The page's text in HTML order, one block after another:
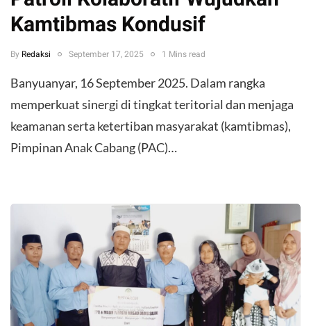
Kamtibmas Kondusif
By Redaksi September 17, 2025 1 Mins read
Banyuanyar, 16 September 2025. Dalam rangka
memperkuat sinergi di tingkat teritorial dan menjaga
keamanan serta ketertiban masyarakat (kamtibmas),
Pimpinan Anak Cabang (PAC)…